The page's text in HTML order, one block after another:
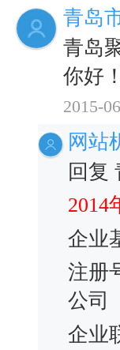
青岛
青岛
你好
2015-
网站
回复
2014
企业
注册
公司
企业